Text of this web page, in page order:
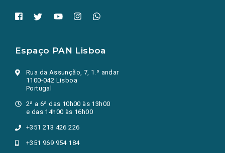
Espaço PAN Lisboa
Rua da Assunção, 7, 1.º andar
1100-042 Lisboa
Portugal
2ª a 6ª das 10h00 às 13h00
e das 14h00 às 16h00
+351 213 426 226
+351 969 954 184